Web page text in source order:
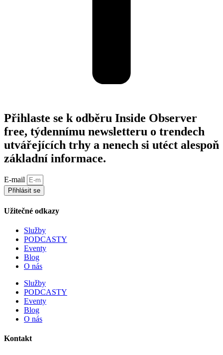
Přihlaste se k odběru Inside Observer
free, týdennímu newsletteru o trendech
utvářejících trhy a nenech si utéct alespoň
základní informace.
E-mail
Přihlásit se
Užitečné odkazy
Služby
PODCASTY
Eventy
Blog
O nás
Služby
PODCASTY
Eventy
Blog
O nás
Kontakt